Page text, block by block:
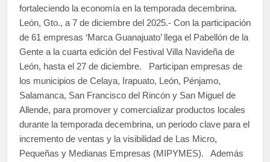
fortaleciendo la economía en la temporada decembrina.
León, Gto., a 7 de diciembre del 2025.- Con la participación
de 61 empresas ‘Marca Guanajuato’ llega el Pabellón de la
Gente a la cuarta edición del Festival Villa Navideña de
León, hasta el 27 de diciembre. Participan empresas de
los municipios de Celaya, Irapuato, León, Pénjamo,
Salamanca, San Francisco del Rincón y San Miguel de
Allende, para promover y comercializar productos locales
durante la temporada decembrina, un periodo clave para el
incremento de ventas y la visibilidad de Las Micro,
Pequeñas y Medianas Empresas (MIPYMES). Además